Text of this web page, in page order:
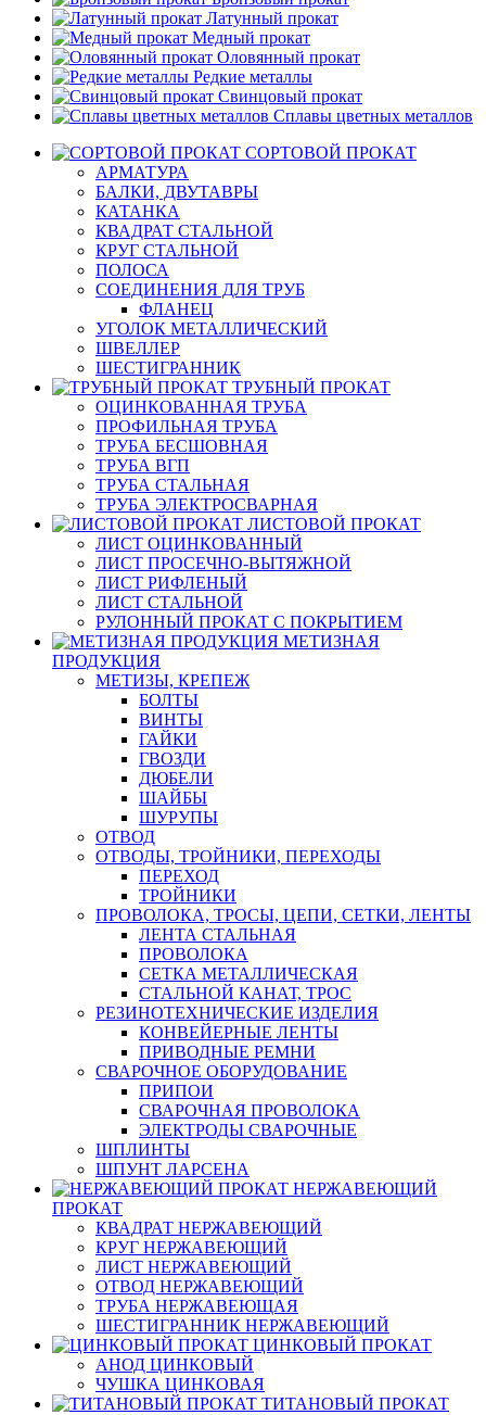
Латунный прокат
Медный прокат
Оловянный прокат
Редкие металлы
Свинцовый прокат
Сплавы цветных металлов
СОРТОВОЙ ПРОКАТ
АРМАТУРА
БАЛКИ, ДВУТАВРЫ
КАТАНКА
КВАДРАТ СТАЛЬНОЙ
КРУГ СТАЛЬНОЙ
ПОЛОСА
СОЕДИНЕНИЯ ДЛЯ ТРУБ
ФЛАНЕЦ
УГОЛОК МЕТАЛЛИЧЕСКИЙ
ШВЕЛЛЕР
ШЕСТИГРАННИК
ТРУБНЫЙ ПРОКАТ
ОЦИНКОВАННАЯ ТРУБА
ПРОФИЛЬНАЯ ТРУБА
ТРУБА БЕСШОВНАЯ
ТРУБА ВГП
ТРУБА СТАЛЬНАЯ
ТРУБА ЭЛЕКТРОСВАРНАЯ
ЛИСТОВОЙ ПРОКАТ
ЛИСТ ОЦИНКОВАННЫЙ
ЛИСТ ПРОСЕЧНО-ВЫТЯЖНОЙ
ЛИСТ РИФЛЕНЫЙ
ЛИСТ СТАЛЬНОЙ
РУЛОННЫЙ ПРОКАТ С ПОКРЫТИЕМ
МЕТИЗНАЯ
ПРОДУКЦИЯ
МЕТИЗЫ, КРЕПЕЖ
БОЛТЫ
ВИНТЫ
ГАЙКИ
ГВОЗДИ
ДЮБЕЛИ
ШАЙБЫ
ШУРУПЫ
ОТВОД
ОТВОДЫ, ТРОЙНИКИ, ПЕРЕХОДЫ
ПЕРЕХОД
ТРОЙНИКИ
ПРОВОЛОКА, ТРОСЫ, ЦЕПИ, СЕТКИ, ЛЕНТЫ
ЛЕНТА СТАЛЬНАЯ
ПРОВОЛОКА
СЕТКА МЕТАЛЛИЧЕСКАЯ
СТАЛЬНОЙ КАНАТ, ТРОС
РЕЗИНОТЕХНИЧЕСКИЕ ИЗДЕЛИЯ
КОНВЕЙЕРНЫЕ ЛЕНТЫ
ПРИВОДНЫЕ РЕМНИ
СВАРОЧНОЕ ОБОРУДОВАНИЕ
ПРИПОИ
СВАРОЧНАЯ ПРОВОЛОКА
ЭЛЕКТРОДЫ СВАРОЧНЫЕ
ШПЛИНТЫ
ШПУНТ ЛАРСЕНА
НЕРЖАВЕЮЩИЙ
ПРОКАТ
КВАДРАТ НЕРЖАВЕЮЩИЙ
КРУГ НЕРЖАВЕЮЩИЙ
ЛИСТ НЕРЖАВЕЮЩИЙ
ОТВОД НЕРЖАВЕЮЩИЙ
ТРУБА НЕРЖАВЕЮЩАЯ
ШЕСТИГРАННИК НЕРЖАВЕЮЩИЙ
ЦИНКОВЫЙ ПРОКАТ
АНОД ЦИНКОВЫЙ
ЧУШКА ЦИНКОВАЯ
ТИТАНОВЫЙ ПРОКАТ